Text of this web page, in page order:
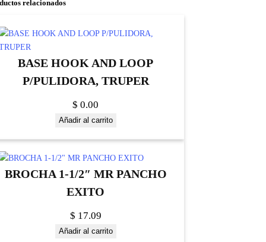
relacionados
BASE HOOK AND LOOP
P/PULIDORA, TRUPER
$ 0.00
Añadir al carrito
BROCHA 1-1/2″ MR PANCHO
EXITO
$ 17.09
Añadir al carrito